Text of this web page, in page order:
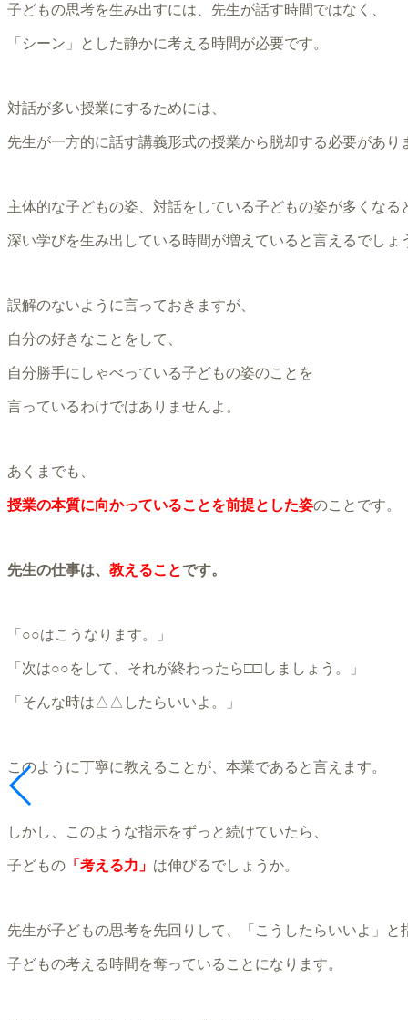
子どもの思考を生み出すには、先生が話す時間ではなく、
「シーン」とした静かに考える時間が必要です。
対話が多い授業にするためには、
先生が一方的に話す講義形式の授業から脱却する必要があり
主体的な子どもの姿、対話をしている子どもの姿が多くなる
深い学びを生み出している時間が増えていると言えるでしょ
誤解のないように言っておきますが、
自分の好きなことをして、
自分勝手にしゃべっている子どもの姿のことを
言っているわけではありませんよ。
あくまでも、
授業の本質に向かっていることを前提とした姿のことです。
先生の仕事は、 教えることです。
「○○はこうなります。」
「次は○○をして、それが終わったら□□しましょう。」
「そんな時は△△したらいいよ。」
このように丁寧に教えることが、本業であると言えます。
しかし、このような指示をずっと続けていたら、
子どもの 「考える力」 は伸びるでしょうか。
先生が子どもの思考を先回りして、「こうしたらいいよ」と
子どもの考える時間を奪っていることになります。